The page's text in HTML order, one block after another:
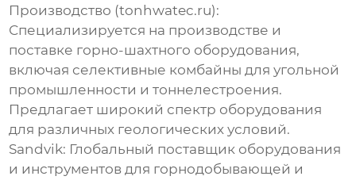
Производство (tonhwatec.ru):
Специализируется на производстве и
поставке горно-шахтного оборудования,
включая селективные комбайны для угольной
промышленности и тоннелестроения.
Предлагает широкий спектр оборудования
для различных геологических условий.
Sandvik: Глобальный поставщик оборудования
и инструментов для горнодобывающей и